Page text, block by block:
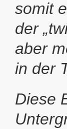
somit
der
aber
in der
Diese